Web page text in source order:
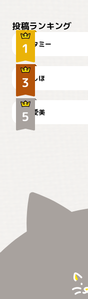
投稿ランキング
タミー
お弁当になりたいにゃ😽
しほ
かわいい毛玉つき
爱美